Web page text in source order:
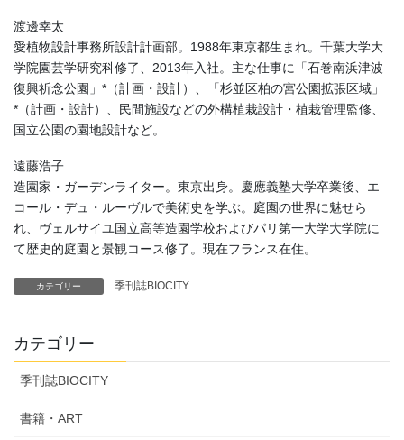
渡邊幸太
愛植物設計事務所設計計画部。1988年東京都生まれ。千葉大学大
学院園芸学研究科修了、2013年入社。主な仕事に「石巻南浜津波
復興祈念公園」*（計画・設計）、「杉並区柏の宮公園拡張区域」
*（計画・設計）、民間施設などの外構植栽設計・植栽管理監修、
国立公園の園地設計など。
遠藤浩子
造園家・ガーデンライター。東京出身。慶應義塾大学卒業後、エ
コール・デュ・ルーヴルで美術史を学ぶ。庭園の世界に魅せら
れ、ヴェルサイユ国立高等造園学校およびパリ第一大学大学院に
て歴史的庭園と景観コース修了。現在フランス在住。
カテゴリー 季刊誌BIOCITY
カテゴリー
季刊誌BIOCITY
書籍・ART